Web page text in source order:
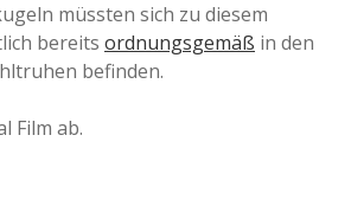
müssten sich zu diesem
bereits ordnungsgemäß in den
befinden.
Film ab.